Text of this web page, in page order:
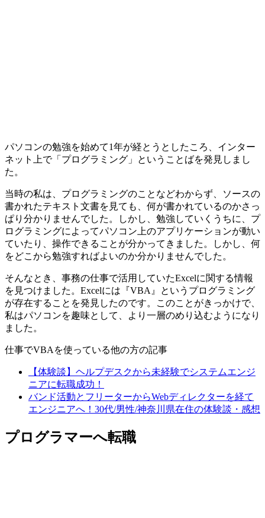
パソコンの勉強を始めて1年が経とうとしたころ、インター
ネット上で「 プログラミング 」ということばを発見しまし
た。
当時の私は、プログラミングのことなどわからず、ソースの
書かれたテキスト文書を見ても、何が書かれているのかさっ
ぱり分かりませんでした。しかし、勉強していくうちに、プ
ログラミングによってパソコン上のアプリケーションが動い
ていたり、操作できることが分かってきました。しかし、 何
をどこから勉強すればよいのか分かりませんでした 。
そんなとき、事務の仕事で活用していたExcelに関する情報
を見つけました。Excelには『VBA』というプログラミング
が存在することを発見したのです。このことがきっかけで、
私はパソコンを趣味として、より一層のめり込むようになり
ました。
仕事でVBAを使っている他の方の記事
【体験談】ヘルプデスクから未経験でシステムエンジ
ニアに転職成功！
バンド活動とフリーターからWebディレクターを経て
エンジニアへ！30代/男性/神奈川県在住の体験談・感想
プログラマーへ転職